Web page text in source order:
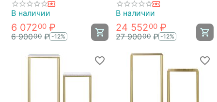
В наличии
6 07200 ₽
6 90000 ₽ -12%
В наличии
24 55200 ₽
27 90000 ₽ -12%